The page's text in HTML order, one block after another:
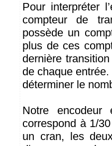
Pour interpréter
compteur de
possède un
plus de ces
dernière
de chaque
déterminer le
Notre
correspond à 1/
un cran, les